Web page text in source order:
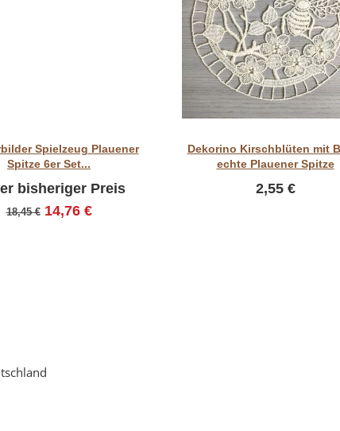
Spielzeug Plauener
Spitze 6er Set...
bisheriger Preis
18,45 € 14,76 €
Dekorino Kirschblüten mit
echte Plauener Spitze
2,55 €